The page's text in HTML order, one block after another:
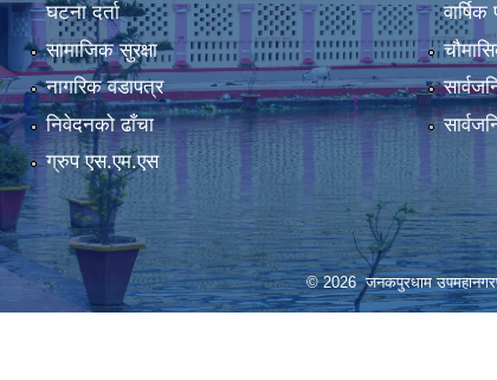
घटना दर्ता
सामाजिक सुरक्षा
नागरिक वडापत्र
निवेदनको ढाँचा
ग्रुप एस.एम.एस
© 2026 जनकपुरधाम